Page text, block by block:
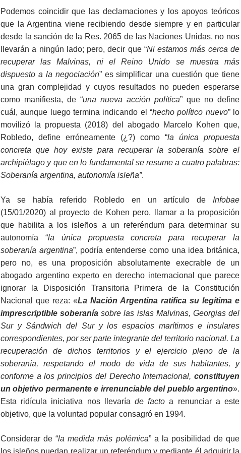
Podemos coincidir que las declamaciones y los apoyos teóricos
que la Argentina viene recibiendo desde siempre y en particular
desde la sanción de la Res. 2065 de las Naciones Unidas, no nos
llevarán a ningún lado; pero, decir que “Ni estamos más cerca de
recuperar las Malvinas, ni el Reino Unido se muestra más
dispuesto a la negociación” es simplificar una cuestión que tiene
una gran complejidad y cuyos resultados no pueden esperarse
como manifiesta, de “una nueva acción política” que no define
cuál, aunque luego termina indicando el “hecho político nuevo” lo
movilizó la propuesta (2018) del abogado Marcelo Kohen que,
Robledo, define erróneamente (¿?) como “la única propuesta
concreta que hoy existe para recuperar la soberanía sobre el
archipiélago y que en lo fundamental se resume a cuatro palabras:
Soberanía argentina, autonomía isleña”.
Ya se había referido Robledo en un artículo de Infobae
(15/01/2020) al proyecto de Kohen pero, llamar a la proposición
que habilita a los isleños a un referéndum para determinar su
autonomía “la única propuesta concreta para recuperar la
soberanía argentina”, podría entenderse como una idea británica,
pero no, es una proposición absolutamente execrable de un
abogado argentino experto en derecho internacional que parece
ignorar la Disposición Transitoria Primera de la Constitución
Nacional que reza: «La Nación Argentina ratifica su legítima e
imprescriptible soberanía sobre las islas Malvinas, Georgias del
Sur y Sándwich del Sur y los espacios marítimos e insulares
correspondientes, por ser parte integrante del territorio nacional. La
recuperación de dichos territorios y el ejercicio pleno de la
soberanía, respetando el modo de vida de sus habitantes, y
conforme a los principios del Derecho Internacional, constituyen
un objetivo permanente e irrenunciable del pueblo argentino».
Esta ridícula iniciativa nos llevaría de facto a renunciar a este
objetivo, que la voluntad popular consagró en 1994.
Considerar de “la medida más polémica” a la posibilidad de que
los isleños puedan realizar un referéndum y mediante él adquirir la